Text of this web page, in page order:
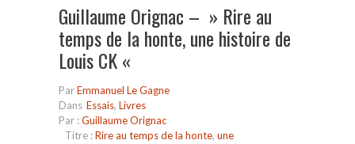
Guillaume Orignac – » Rire au
temps de la honte, une histoire de
Louis CK «
ParEmmanuel Le Gagne
Dans Essais, Livres
Par :Guillaume Orignac
Titre :Rire au temps de la honte, une